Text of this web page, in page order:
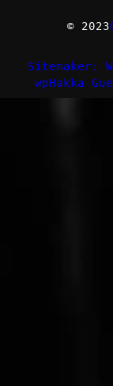
© 2023
Sitemaker:
wpHakka